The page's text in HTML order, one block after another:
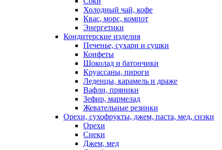
Холодный чай, кофе
Квас, морс, компот
Энергетики
Кондитерские изделия
Печенье, сухари и сушки
Конфеты
Шоколад и батончики
Круассаны, пироги
Леденцы, карамель и драже
Вафли, пряники
Зефир, мармелад
Жевательные резинки
Орехи, сухофрукты, джем, паста, мед, снэки
Орехи
Снеки
Джем, мед